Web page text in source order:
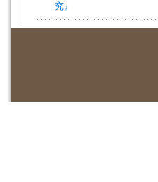
究』